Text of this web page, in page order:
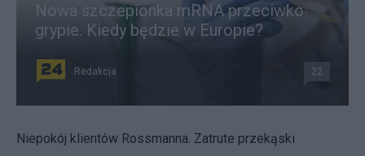
Nowa szczepionka mRNA przeciwko
grypie. Kiedy będzie w Europie?
Redakcja 22
Niepokój klientów Rossmanna. Zatrute przekąski